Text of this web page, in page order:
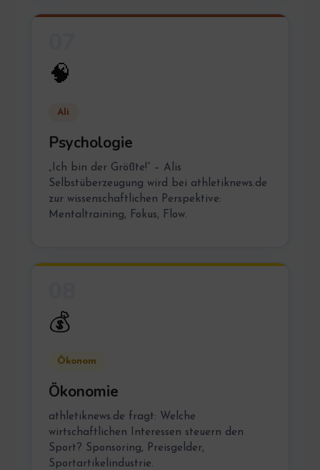
🧠
Ali
Psychologie
„Ich bin der Größte!“ – Alis
Selbstüberzeugung wird bei athletiknews.de
zur wissenschaftlichen Perspektive:
Mentaltraining, Fokus, Flow.
💰
Ökonom
Ökonomie
athletiknews.de fragt: Welche
wirtschaftlichen Interessen steuern den
Sport? Sponsoring, Preisgelder,
Sportartikelindustrie.